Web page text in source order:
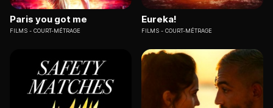
Paris you got me
FILMS COURT-MÉTRAGE
Eureka!
FILMS COURT-MÉTRAGE